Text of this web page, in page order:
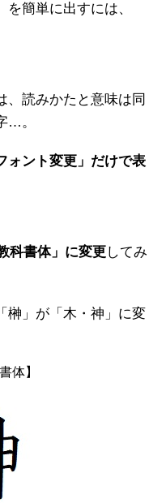
を簡単に出すには、
、読みかたと意味は同
…。
ォント変更」だけで表
科書体」に変更してみ
榊」が「木・神」に変
体】